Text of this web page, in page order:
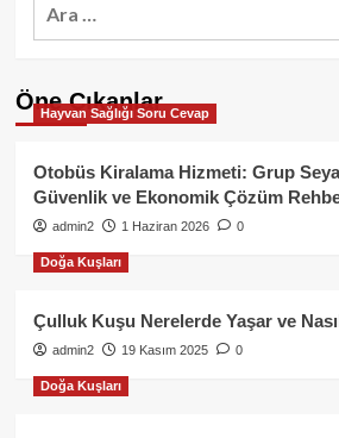
Öne Çıkanlar
Hayvan Sağlığı Soru Cevap
Otobüs Kiralama Hizmeti: Grup
Güvenlik ve Ekonomik Çözüm
admin2 1 Haziran 2026 0
Doğa Kuşları
Çulluk Kuşu Nerelerde Yaşar ve
admin2 19 Kasım 2025 0
Doğa Kuşları